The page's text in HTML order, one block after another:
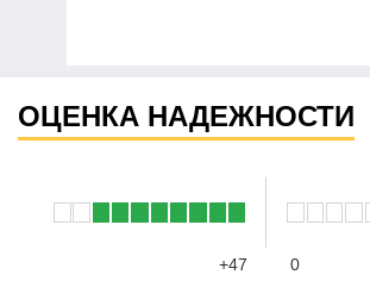
ОЦЕНКА НАДЕЖНОСТИ
+47 0